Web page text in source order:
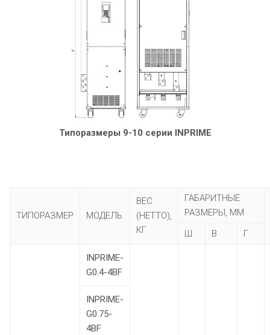
Типоразмеры 9-10 серии INPRIME
ТИПОРАЗМЕР МОДЕЛЬ
ВЕС
(НЕТТО),
КГ
ГАБАРИТНЫЕ
РАЗМЕРЫ, ММ
Ш
В Г
INPRIME-
G0.4-4BF
INPRIME-
G0.75-
4BF